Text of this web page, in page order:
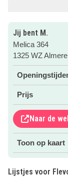
Geniet met het
en rond het
en gratis
gaten.
Klik voor meer
exposities op de
Ook leuk: De
gratis
Jij bent M.
Melica 364
1325 WZ Almere
Prijs
Naar de
Toon op kaart
Lijstjes voor